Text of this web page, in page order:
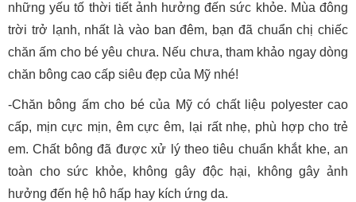
những yếu tố thời tiết ảnh hưởng đến sức khỏe. Mùa đông
trời trở lạnh, nhất là vào ban đêm, bạn đã chuẩn chị chiếc
chăn ấm cho bé yêu chưa. Nếu chưa, tham khảo ngay dòng
chăn bông cao cấp siêu đẹp của Mỹ nhé!
-Chăn bông ấm cho bé của Mỹ có chất liệu polyester cao
cấp, mịn cực mịn, êm cực êm, lại rất nhẹ, phù hợp cho trẻ
em. Chất bông đã được xử lý theo tiêu chuẩn khắt khe, an
toàn cho sức khỏe, không gây độc hại, không gây ảnh
hưởng đến hệ hô hấp hay kích ứng da.